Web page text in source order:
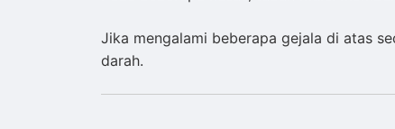
Jika mengalami beberapa gejala di atas
darah.